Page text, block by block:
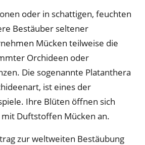
oder in schattigen, feuchten
Bestäuber seltener
Mücken teilweise die
Orchideen oder
Die sogenannte Platanthera
ist eines der
Ihre Blüten öffnen sich
Duftstoffen Mücken an.
zur weltweiten Bestäubung